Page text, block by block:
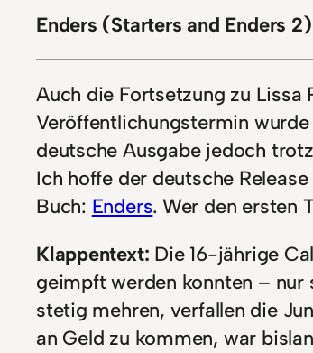
Enders (Starters and Enders
Auch die Fortsetzung zu Lissa
Veröffentlichungstermin
deutsche Ausgabe jedoch
Ich hoffe der deutsche
Buch: Enders. Wer den ersten
Klappentext: Die 16-jährige
geimpft werden konnten – nur
stetig mehren, verfallen die
an Geld zu kommen, war